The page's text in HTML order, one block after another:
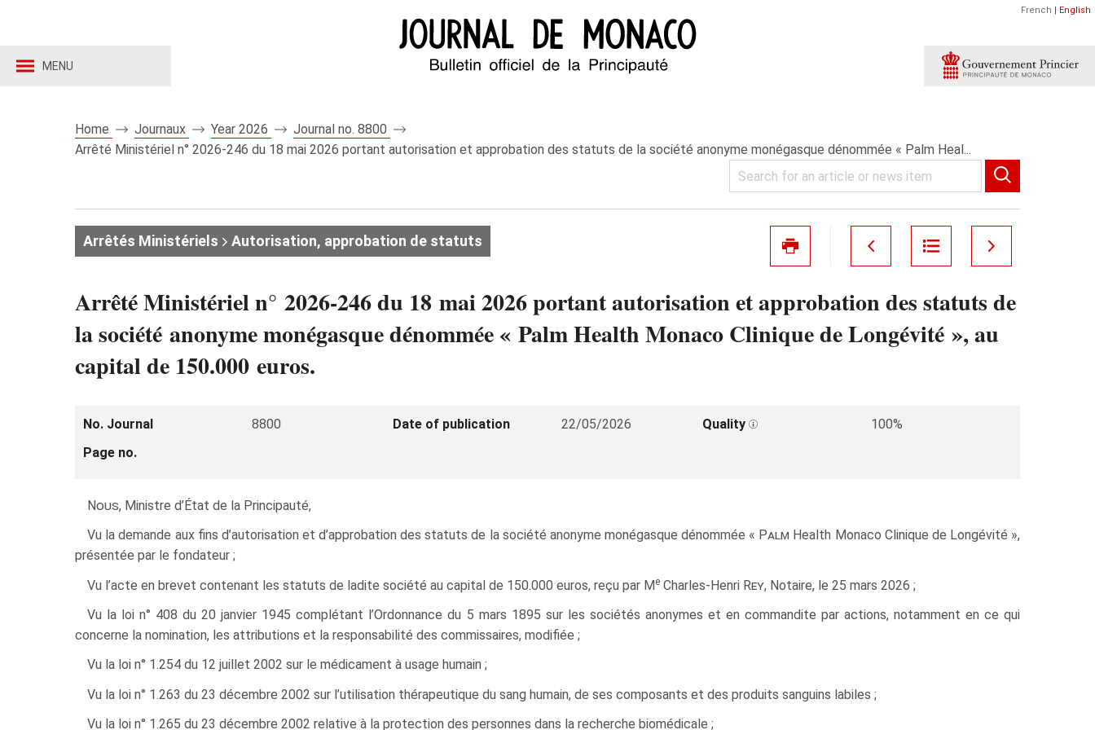
MENU
French | English
Home Journaux Year 2026
Journal no. 8800
Arrêté Ministériel n° 2026‑246 du 18 mai 2026 portant autorisation et approbation des statuts de la société anonyme monégasque dénommée « Palm Heal...
Arrêtés Ministériels Autorisation, approbation de statuts
Arrêté Ministériel n° 2026‑246 du 18 mai 2026 portant autorisation et approbation des statuts de
la société anonyme monégasque dénommée « Palm Health Monaco Clinique de Longévité », au
capital de 150.000 euros.
No. Journal 8800 Date of publication 22/05/2026 Quality
100%
Page no.
Nous, Ministre d’État de la Principauté,
Vu la demande aux fins d’autorisation et d’approbation des statuts de la société anonyme monégasque dénommée « Palm Health Monaco Clinique de Longévité »,
présentée par le fondateur ;
Vu l’acte en brevet contenant les statuts de ladite société au capital de 150.000 euros, reçu par Me Charles-Henri Rey, Notaire, le 25 mars 2026 ;
Vu la loi n° 408 du 20 janvier 1945 complétant l’Ordonnance du 5 mars 1895 sur les sociétés anonymes et en commandite par actions, notamment en ce qui
concerne la nomination, les attributions et la responsabilité des commissaires, modifiée ;
Vu la loi n° 1.254 du 12 juillet 2002 sur le médicament à usage humain ;
Vu la loi n° 1.263 du 23 décembre 2002 sur l’utilisation thérapeutique du sang humain, de ses composants et des produits sanguins labiles ;
Vu la loi n° 1.265 du 23 décembre 2002 relative à la protection des personnes dans la recherche biomédicale ;